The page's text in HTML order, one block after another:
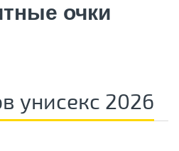
очки
унисекс 2026